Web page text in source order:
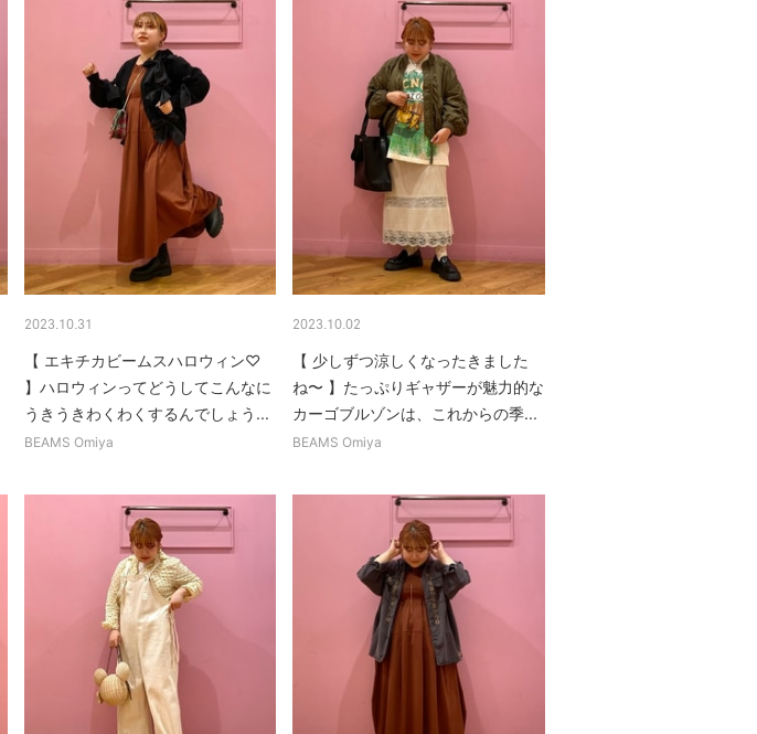
2023.10.31
【 エキチカビームスハロウィン♡
】ハロウィンってどうしてこんなに
うきうきわくわくするんでしょう...
BEAMS Omiya
2023.10.02
【 少しずつ涼しくなったきました
ね〜 】たっぷりギャザーが魅力的な
カーゴブルゾンは、これからの季...
BEAMS Omiya